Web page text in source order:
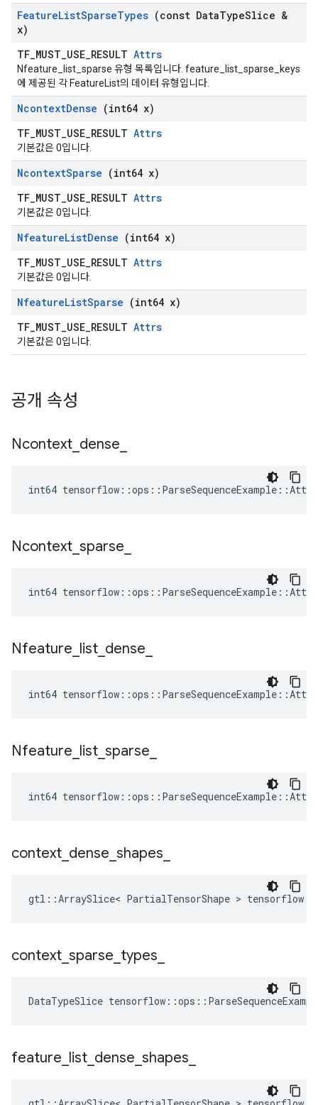
FeatureListSparseTypes (const DataTypeSlice &
x)
TF_MUST_USE_RESULT Attrs
Nfeature_list_sparse 유형 목록입니다. feature_list_sparse_keys
에 제공된 각 FeatureList의 데이터 유형입니다.
NcontextDense (int64 x)
TF_MUST_USE_RESULT Attrs
기본값은 0입니다.
NcontextSparse (int64 x)
TF_MUST_USE_RESULT Attrs
기본값은 0입니다.
NfeatureListDense (int64 x)
TF_MUST_USE_RESULT Attrs
기본값은 0입니다.
NfeatureListSparse (int64 x)
TF_MUST_USE_RESULT Attrs
기본값은 0입니다.
공개 속성
Ncontext dense
int64
Ncontext sparse
int64
Nfeature list dense
int64
Nfeature list sparse
int64
context dense shapes
gtl::ArraySlice< PartialTensorShape >
context sparse types
DataTypeSlice tensorflow ::ops ::
feature list dense shapes